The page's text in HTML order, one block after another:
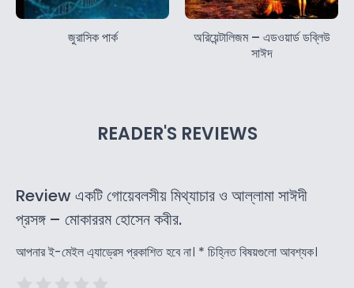
জুরাসিক পার্ক
অরিয়েন্টালিজম – এডওয়ার্ড ডব্লিউ
সাঈদ
READER'S REVIEWS
Review একটি গোয়েবলসীয় মিথ্যাচার ও আল্লামা সাঈদী
প্রসঙ্গ – মোকাররম হোসেন কবীর.
আপনার ই-মেইল এ্যাড্রেস প্রকাশিত হবে না। * চিহ্নিত বিষয়গুলো আবশ্যক।